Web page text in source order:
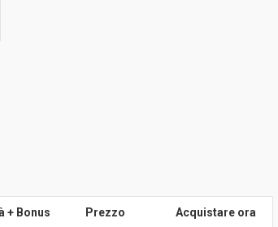
+ Bonus Prezzo Acquistare ora